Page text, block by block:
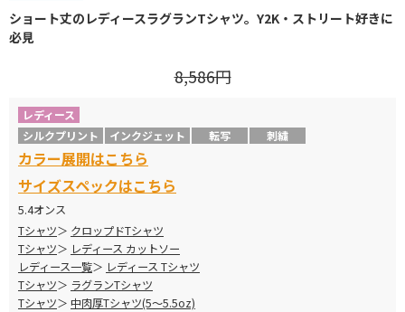
ショート丈のレディースラグランTシャツ。Y2K・ストリート好きに
必見
8,586円
レディース
シルクプリント
インクジェット 転写 刺繍
カラー展開はこちら
サイズスペックはこちら
5.4オンス
Tシャツ
クロップドTシャツ
Tシャツ
レディース カットソー
レディース一覧
レディース Tシャツ
Tシャツ
ラグランTシャツ
Tシャツ
中肉厚Tシャツ(5～5.5oz)